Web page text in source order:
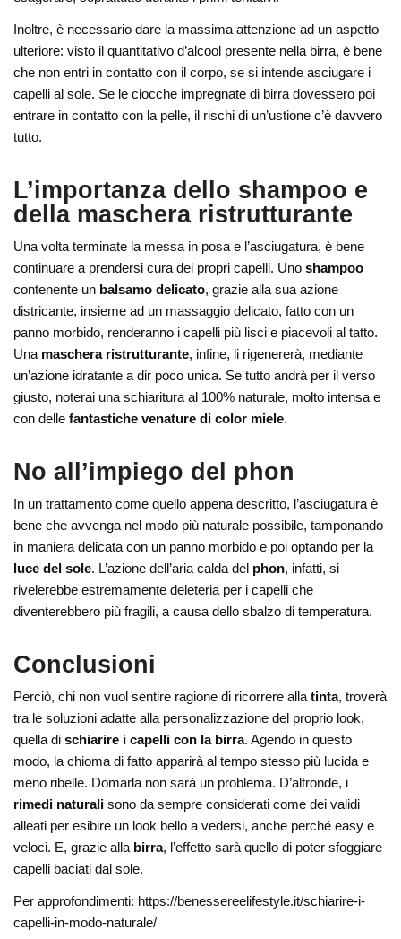
Inoltre, è necessario dare la massima attenzione ad un aspetto
ulteriore: visto il quantitativo d’alcool presente nella birra, è bene
che non entri in contatto con il corpo, se si intende asciugare i
capelli al sole. Se le ciocche impregnate di birra dovessero poi
entrare in contatto con la pelle, il rischi di un’ustione c’è davvero
tutto.
L’importanza dello shampoo e
della maschera ristrutturante
Una volta terminate la messa in posa e l’asciugatura, è bene
continuare a prendersi cura dei propri capelli. Unoshampoo
contenente un balsamo delicato, grazie alla sua azione
districante, insieme ad un massaggio delicato, fatto con un
panno morbido, renderanno i capelli più lisci e piacevoli al tatto.
Una maschera ristrutturante, infine, li rigenererà, mediante
un’azione idratante a dir poco unica. Se tutto andrà per il verso
giusto, noterai una schiaritura al 100% naturale, molto intensa e
con dellefantastiche venature di color miele.
No all’impiego del phon
In un trattamento come quello appena descritto, l’asciugatura è
bene che avvenga nel modo più naturale possibile, tamponando
in maniera delicata con un panno morbido e poi optando per la
luce del sole. L’azione dell’aria calda del phon, infatti, si
rivelerebbe estremamente deleteria per i capelli che
diventerebbero più fragili, a causa dello sbalzo di temperatura.
Conclusioni
Perciò, chi non vuol sentire ragione di ricorrere allatinta, troverà
tra le soluzioni adatte alla personalizzazione del proprio look,
quella dischiarire i capelli con la birra. Agendo in questo
modo, la chioma di fatto apparirà al tempo stesso più lucida e
meno ribelle. Domarla non sarà un problema. D’altronde, i
rimedi naturali sono da sempre considerati come dei validi
alleati per esibire un look bello a vedersi, anche perché easy e
veloci. E, grazie alla birra, l’effetto sarà quello di poter sfoggiare
capelli baciati dal sole.
Per approfondimenti: https://benessereelifestyle.it/schiarire-i-
capelli-in-modo-naturale/